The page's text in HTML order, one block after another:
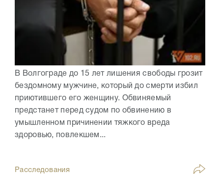
В Волгограде до 15 лет лишения свободы грозит
бездомному мужчине, который до смерти избил
приютившего его женщину. Обвиняемый
предстанет перед судом по обвинению в
умышленном причинении тяжкого вреда
здоровью, повлекшем...
Расследования